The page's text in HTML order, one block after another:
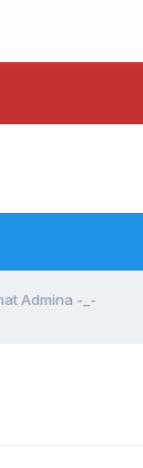
Admina -_-